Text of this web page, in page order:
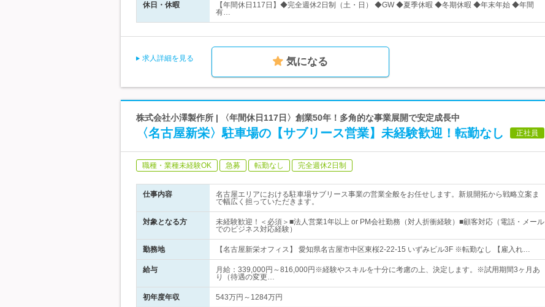
休日・休暇
【年間休日117日】◆完全週休2日制（土・日） ◆GW ◆夏季休暇 ◆冬期休暇 ◆年末年始 ◆年間
有…
求人詳細を見る 気になる
株式会社小澤製作所 | 〈年間休日117日〉創業50年！多角的な事業展開で安定成長中
〈名古屋新栄〉駐車場の【サブリース営業】未経験歓迎！転勤なし 正社員
職種・業種未経験OK 急募 転勤なし 完全週休2日制
仕事内容
名古屋エリアにおける駐車場サブリース事業の営業全般をお任せします。新規開拓から戦略立案ま
で幅広く担っていただきます。
対象となる方
未経験歓迎！＜必須＞■法人営業1年以上 or PM会社勤務（対人折衝経験）■顧客対応（電話・メール
でのビジネス対応経験）
勤務地 【名古屋新栄オフィス】 愛知県名古屋市中区東桜2-22-15 いずみビル3F ※転勤なし 【雇入れ…
給与
月給：339,000円～816,000円※経験やスキルを十分に考慮の上、決定します。※試用期間3ヶ月あ
り（待遇の変更…
初年度年収 543万円～1284万円